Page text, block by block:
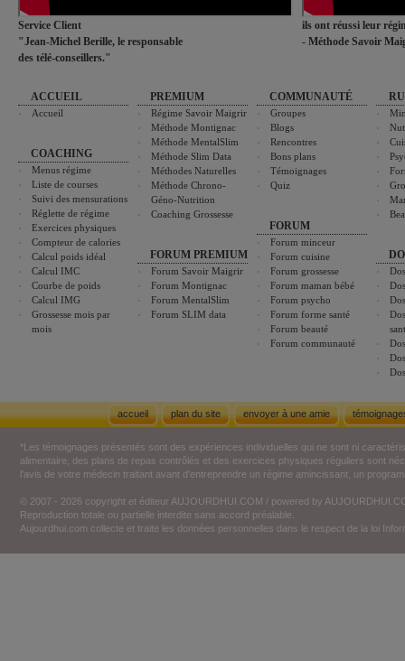
Service Client
"Jean-Michel Berille, le responsable
des télé-conseillers."
ils ont réussi leur
- Méthode Savoir
ACCUEIL
Accueil
COACHING
Menus régime
Liste de courses
Suivi des mensurations
Réglette de régime
Exercices physiques
Compteur de calories
Calcul poids idéal
Calcul IMC
Courbe de poids
Calcul IMG
Grossesse mois par
mois
PREMIUM
Régime Savoir Maigrir
Méthode Montignac
Méthode MentalSlim
Méthode Slim Data
Méthodes Naturelles
Méthode Chrono-
Géno-Nutrition
Coaching Grossesse
FORUM PREMIUM
Forum Savoir Maigrir
Forum Montignac
Forum MentalSlim
Forum SLIM data
COMMUNAUTÉ
Groupes
Blogs
Rencontres
Bons plans
Témoignages
Quiz
FORUM
Forum minceur
Forum cuisine
Forum grossesse
Forum maman bébé
Forum psycho
Forum forme santé
Forum beauté
Forum communauté
accueil plan du site envoyer à une amie
*Les témoignages présentés sont des expériences individuelles qui ne sont ni
alimentaire, des plans de repas contrôlés et des exercices physiques réguliers sont
l'avis de votre médecin traitant avant d'entreprendre un régime amincissant, un
© 2007 - 2026 copyright et éditeur AUJOURDHUI.COM / powered by
Reproduction totale ou partielle interdite sans accord préalable.
Aujourdhui.com collecte et traite les données personnelles dans le respect de la loi